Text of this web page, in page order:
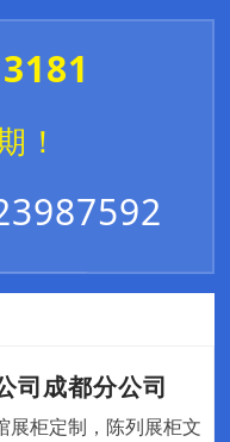
！
司成都分公司
展柜定制，陈列展柜文